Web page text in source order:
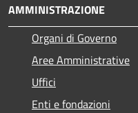
AMMINISTRAZIONE
Organi di Governo
Aree Amministrative
Uffici
Enti e fondazioni